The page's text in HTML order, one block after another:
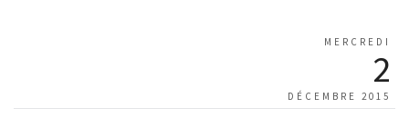
MERCREDI
2
DÉCEMBRE 2015